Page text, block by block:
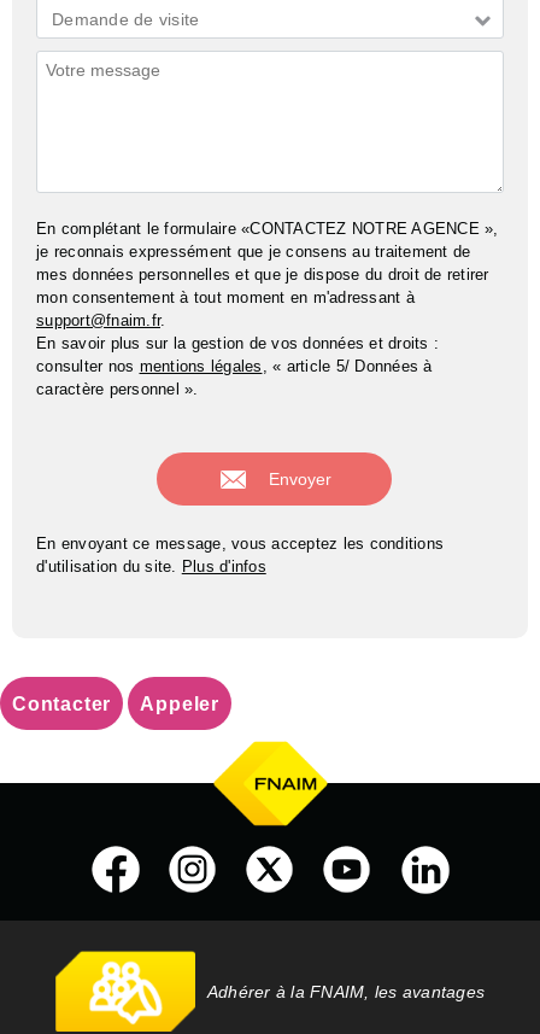
Demande
*
Demande de visite
Commentaires
En complétant le formulaire «CONTACTEZ NOTRE AGENCE »,
je reconnais expressément que je consens au traitement de
mes données personnelles et que je dispose du droit de retirer
mon consentement à tout moment en m'adressant à
support@fnaim.fr.
En savoir plus sur la gestion de vos données et droits :
consulter nos mentions légales , « article 5/ Données à
caractère personnel ».
En envoyant ce message, vous acceptez les conditions
d'utilisation du site. Plus d'infos
Contacter Appeler
Adhérer à la FNAIM, les avantages